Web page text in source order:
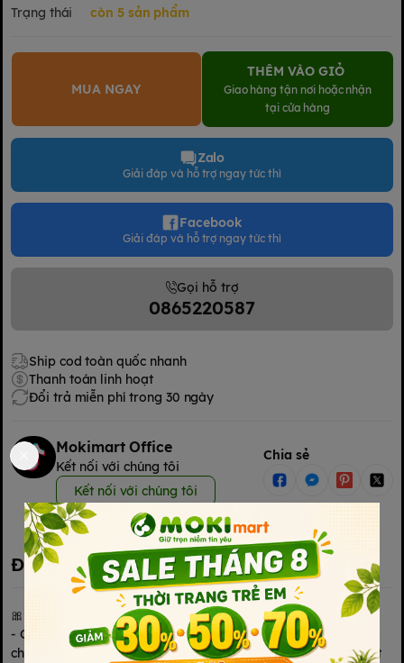
Trạng thái còn 5 sản phẩm
MUA NGAY
THÊM VÀO GIỎ
Giao hàng tận nơi hoặc nhận
tại cửa hàng
Zalo
Giải đáp và hỗ trợ ngay tức thì
Facebook
Giải đáp và hỗ trợ ngay tức thì
Gọi hỗ trợ
0865220587
Ship cod toàn quốc nhanh
Thanh toán linh hoạt
Đổi trả miễn phí trong 30 ngày
Mokimart Office
Kết nối với chúng tôi
Kết nối với chúng tôi
Chia sẻ
Đặc điểm nổi bật
🎀 Thông tin sản phẩm
- Gối sơ sinh OME’S hình thêu gấu – thỏ được thiết kế theo
chuẩn form đầu của bé trong giai đoạn 0–12 tháng tuổi. Chất